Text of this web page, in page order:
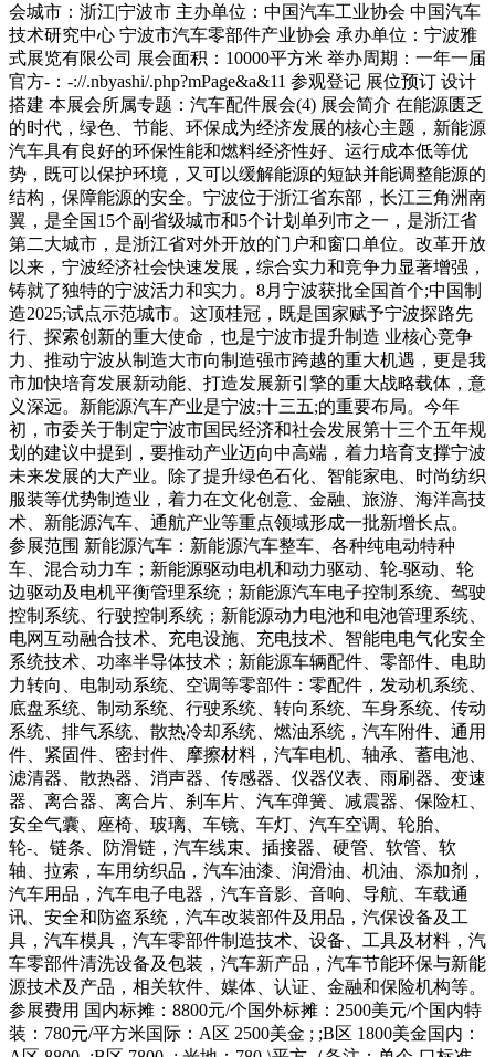
会城市：浙江|宁波市 主办单位：中国汽车工业协会 中国汽车
技术研究中心 宁波市汽车零部件产业协会 承办单位：宁波雅
式展览有限公司 展会面积：10000平方米 举办周期：一年一届
官方-：-://.nbyashi/.php?mPage&a&11 参观登记 展位预订 设计
搭建 本展会所属专题：汽车配件展会(4) 展会简介 在能源匮乏
的时代，绿色、节能、环保成为经济发展的核心主题，新能源
汽车具有良好的环保性能和燃料经济性好、运行成本低等优
势，既可以保护环境，又可以缓解能源的短缺并能调整能源的
结构，保障能源的安全。宁波位于浙江省东部，长江三角洲南
翼，是全国15个副省级城市和5个计划单列市之一，是浙江省
第二大城市，是浙江省对外开放的门户和窗口单位。改革开放
以来，宁波经济社会快速发展，综合实力和竞争力显著增强，
铸就了独特的宁波活力和实力。8月宁波获批全国首个;中国制
造2025;试点示范城市。这顶桂冠，既是国家赋予宁波探路先
行、探索创新的重大使命，也是宁波市提升制造 业核心竞争
力、推动宁波从制造大市向制造强市跨越的重大机遇，更是我
市加快培育发展新动能、打造发展新引擎的重大战略载体，意
义深远。新能源汽车产业是宁波;十三五;的重要布局。今年
初，市委关于制定宁波市国民经济和社会发展第十三个五年规
划的建议中提到，要推动产业迈向中高端，着力培育支撑宁波
未来发展的大产业。除了提升绿色石化、智能家电、时尚纺织
服装等优势制造业，着力在文化创意、金融、旅游、海洋高技
术、新能源汽车、通航产业等重点领域形成一批新增长点。
参展范围 新能源汽车：新能源汽车整车、各种纯电动特种
车、混合动力车；新能源驱动电机和动力驱动、轮-驱动、轮
边驱动及电机平衡管理系统；新能源汽车电子控制系统、驾驶
控制系统、行驶控制系统；新能源动力电池和电池管理系统、
电网互动融合技术、充电设施、充电技术、智能电电气化安全
系统技术、功率半导体技术；新能源车辆配件、零部件、电助
力转向、电制动系统、空调等零部件：零配件，发动机系统、
底盘系统、制动系统、行驶系统、转向系统、车身系统、传动
系统、排气系统、散热冷却系统、燃油系统，汽车附件、通用
件、紧固件、密封件、摩擦材料，汽车电机、轴承、蓄电池、
滤清器、散热器、消声器、传感器、仪器仪表、雨刷器、变速
器、离合器、离合片、刹车片、汽车弹簧、减震器、保险杠、
安全气囊、座椅、玻璃、车镜、车灯、汽车空调、轮胎、
轮-、链条、防滑链，汽车线束、插接器、硬管、软管、软
轴、拉索，车用纺织品，汽车油漆、润滑油、机油、添加剂，
汽车用品，汽车电子电器，汽车音影、音响、导航、车载通
讯、安全和防盗系统，汽车改装部件及用品，汽保设备及工
具，汽车模具，汽车零部件制造技术、设备、工具及材料，汽
车零部件清洗设备及包装，汽车新产品，汽车节能环保与新能
源技术及产品，相关软件、媒体、认证、金融和保险机构等。
参展费用 国内标摊：8800元/个国外标摊：2500美元/个国内特
装：780元/平方米国际：A区 2500美金 ; ;B区 1800美金国内：